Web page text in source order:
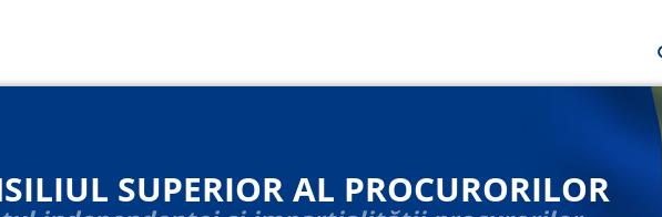
SUPERIOR AL PROCURORILOR